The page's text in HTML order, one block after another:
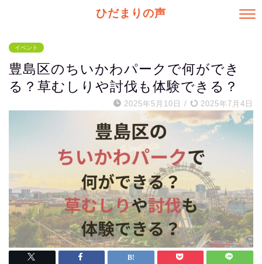
ひだまりの声
イベント
豊島区のちいかわパークで何ができ
る？草むしりや討伐も体験できる？
2025年5月10日 / 2025年7月4日